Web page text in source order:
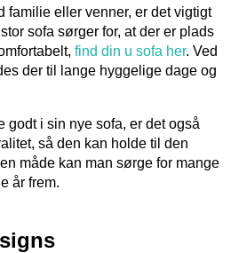
familie eller venner, er det vigtigt
sofa sørger for, at der er plads
find din u sofa her. Ved
der til lange hyggelige dage og
godt i sin nye sofa, er det også
så den kan holde til den
måde kan man sørge for mange
år frem.